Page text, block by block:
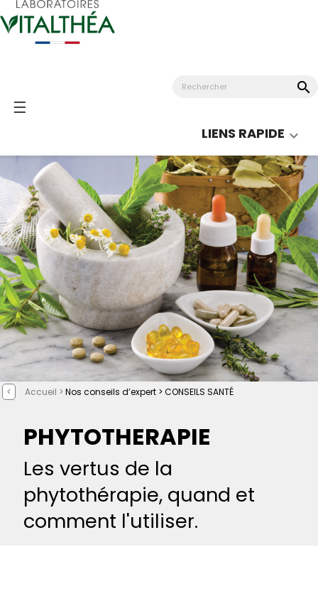
Basculer
☰
search
LIENS RAPIDE 
< Accueil > Nos conseils d’expert > CONSEILS SANTÉ
PHYTOTHERAPIE
Les vertus de la
phytothérapie, quand et
comment l'utiliser.